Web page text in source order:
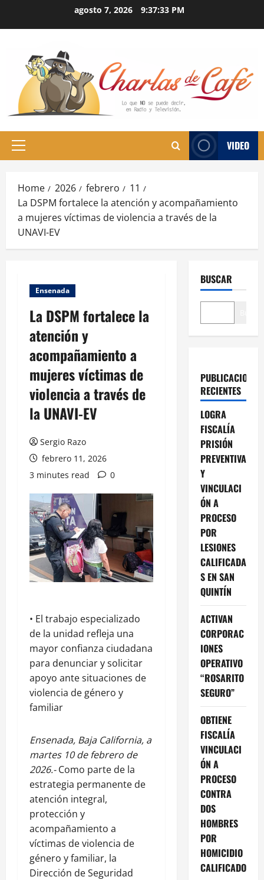
agosto 7, 2026 9:37:34 PM
Primary
VIDEO
Home 2026 febrero
11
La DSPM fortalece la atención y acompañamiento
a mujeres víctimas de violencia a través de la
UNAVI-EV
Ensenada
La DSPM fortalece la
atención y
acompañamiento a
mujeres víctimas de
violencia a través de
la UNAVI-EV
Sergio Razo
febrero 11, 2026
3 minutes read
0
• El trabajo especializado
de la unidad refleja una
mayor confianza ciudadana
para denunciar y solicitar
apoyo ante situaciones de
violencia de género y
familiar
Ensenada, Baja California, a
martes 10 de febrero de
2026.-Como parte de la
estrategia permanente de
atención integral,
protección y
acompañamiento a
víctimas de violencia de
género y familiar, la
Dirección de Seguridad
BUSCAR
PUBLICACIONES
RECIENTES
LOGRA
FISCALÍA
PRISIÓN
PREVENTIVA
Y
VINCULACI
ÓN A
PROCESO
POR
LESIONES
CALIFICADA
S EN SAN
QUINTÍN
ACTIVAN
CORPORAC
IONES
OPERATIVO
“ROSARITO
SEGURO”
OBTIENE
FISCALÍA
VINCULACI
ÓN A
PROCESO
CONTRA
DOS
HOMBRES
POR
HOMICIDIO
CALIFICADO